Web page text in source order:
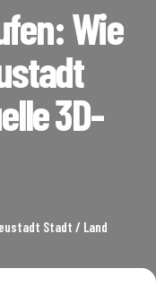
Wie
3D-
Stadt / Land